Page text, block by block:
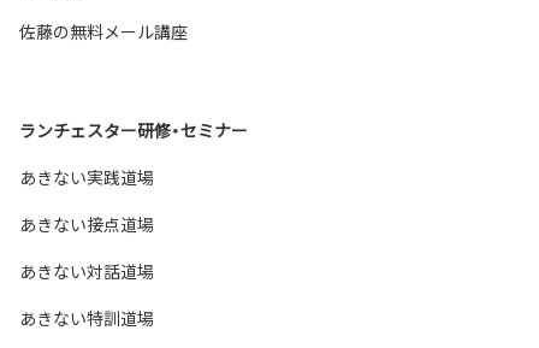
佐藤の無料メール講座
ランチェスター研修・セミナー
あきない実践道場
あきない接点道場
あきない対話道場
あきない特訓道場